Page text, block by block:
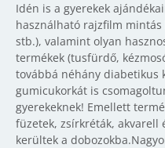
Idén is a gyerekek
használható rajzfilm mintás
stb.), valamint olyan
termékek (tusfürdő,
továbbá néhány diabetikus
gumicukorkát is
gyerekeknek! Emellett
füzetek, zsírkréták, akvarell
kerültek a